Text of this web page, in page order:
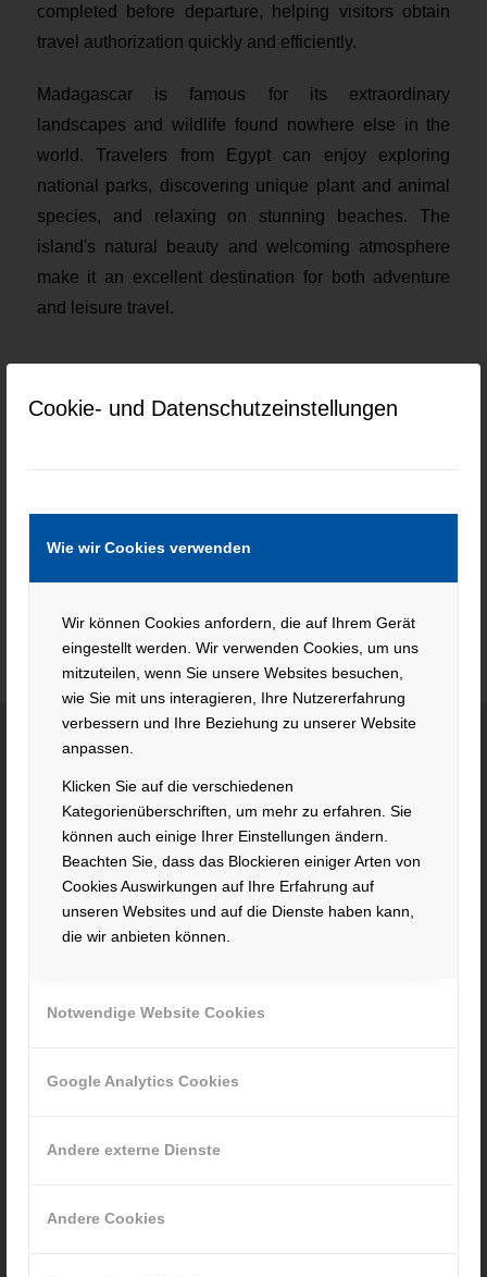
Cookie- und Datenschutzeinstellungen
Wie wir Cookies verwenden
Wir können Cookies anfordern, die auf Ihrem Gerät
eingestellt werden. Wir verwenden Cookies, um uns
mitzuteilen, wenn Sie unsere Websites besuchen,
wie Sie mit uns interagieren, Ihre Nutzererfahrung
verbessern und Ihre Beziehung zu unserer Website
anpassen.
Klicken Sie auf die verschiedenen
Kategorienüberschriften, um mehr zu erfahren. Sie
können auch einige Ihrer Einstellungen ändern.
Beachten Sie, dass das Blockieren einiger Arten von
Cookies Auswirkungen auf Ihre Erfahrung auf
unseren Websites und auf die Dienste haben kann,
die wir anbieten können.
Notwendige Website Cookies
Google Analytics Cookies
Andere externe Dienste
Andere Cookies
completed before departure, helping visitors obtain
travel authorization quickly and efficiently.
Madagascar is famous for its extraordinary
landscapes and wildlife found nowhere else in the
world. Travelers from Egypt can enjoy exploring
national parks, discovering unique plant and animal
species, and relaxing on stunning beaches. The
island's natural beauty and welcoming atmosphere
make it an excellent destination for both adventure
and leisure travel.
eVisa for Egypt Citizens
KONTAKT
Hacker Feinmechanik GmbH
Im Polder 2 / Neuhausen
94560 Offenberg
Tel. +49 991 99800 – 0
Fax. +49 991 91564
Ihr Weg zu uns
INFORMATIONEN